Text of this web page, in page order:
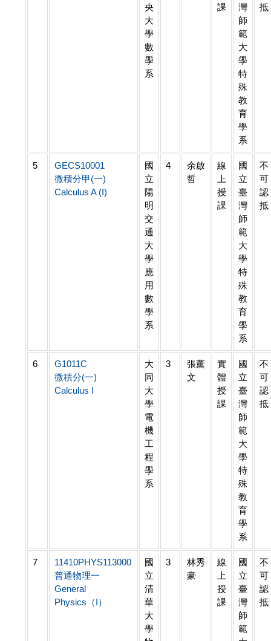
央
大
學
數
學
系
課
灣
師
範
大
學
特
殊
教
育
學
系
抵
5
GECS10001
微積分甲(一)
Calculus A (I)
國
立
陽
明
交
通
大
學
應
用
數
學
系
4
余啟
哲
線
上
授
課
國
立
臺
灣
師
範
大
學
特
殊
教
育
學
系
不
可
認
抵
6
G1011C
微積分(一)
Calculus I
大
同
大
學
電
機
工
程
學
系
3
張薰
文
實
體
授
課
國
立
臺
灣
師
範
大
學
特
殊
教
育
學
系
不
可
認
抵
7
11410PHYS113000
普通物理一
General
Physics（I）
國
立
清
華
大
學
3
林秀
豪
線
上
授
課
國
立
臺
灣
師
範
不
可
認
抵